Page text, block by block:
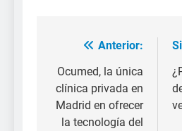
Navegación
de
entradas
Anterior:
Ocumed, la única
clínica privada en
Madrid en ofrecer
la tecnología del